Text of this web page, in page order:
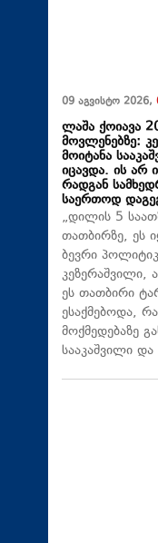
09 აგვისტო 2026,
ლაშა ქოიავა
მოვლენებზე:
მოიტანა
იცავდა. ის არ
რადგან
საერთოდ
„დილის 5
თათბირზე, ეს
ბევრი
კეზერაშვილი,
ეს თათბირი
ესაქმებოდა,
მოქმედებაზე
სააკაშვილი